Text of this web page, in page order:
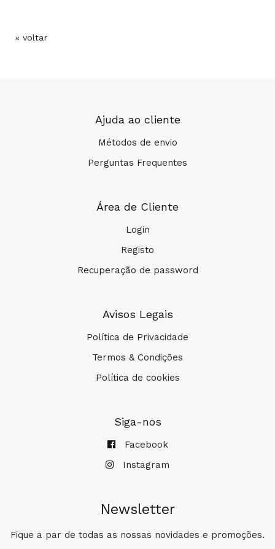
COMPRAR
« voltar
Ajuda ao cliente
Métodos de envio
Perguntas Frequentes
Área de Cliente
Login
Registo
Recuperação de password
Avisos Legais
Política de Privacidade
Termos & Condições
Política de cookies
Siga-nos
Facebook
Instagram
Newsletter
Fique a par de todas as nossas novidades e promoções.